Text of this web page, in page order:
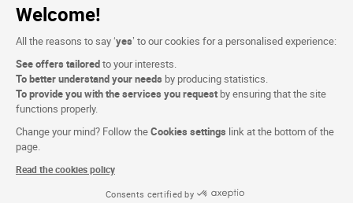
Welcome!
All the reasons to say ‘yes’ to our cookies for a personalised experience:
See offers tailoredto your interests.
To better understand your needs by producing statistics.
To provide you with the services you request by ensuring that the site
functions properly.
Change your mind? Follow theCookies settings link at the bottom of the
page.
Read the cookies policy
Consents certified by
VOLG ONS
Logis copyright © 2026 Alle rechten voorbehouden gerealiseerd door SIWAY